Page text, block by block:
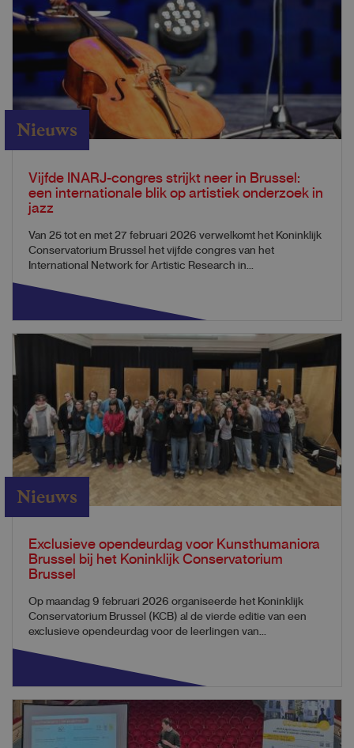
Nieuws
Vijfde INARJ-congres strijkt neer in Brussel:
een internationale blik op artistiek onderzoek in
jazz
Van 25 tot en met 27 februari 2026 verwelkomt het Koninklijk
Conservatorium Brussel het vijfde congres van het
International Network for Artistic Research in...
Nieuws
Exclusieve opendeurdag voor Kunsthumaniora
Brussel bij het Koninklijk Conservatorium
Brussel
Op maandag 9 februari 2026 organiseerde het Koninklijk
Conservatorium Brussel (KCB) al de vierde editie van een
exclusieve opendeurdag voor de leerlingen van...